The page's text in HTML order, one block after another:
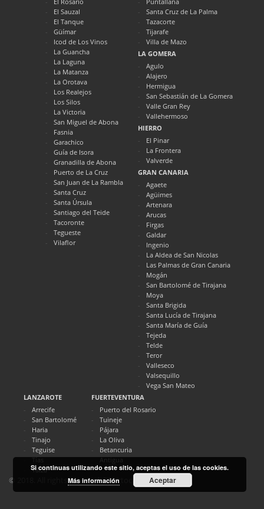
El Sauzal
El Tanque
Güímar
Icod de Los Vinos
La Guancha
La Laguna
La Matanza
La Orotava
Los Realejos
Los Silos
La Victoria
San Miguel de Abona
Fasnia
Garachico
Guía de Isora
Granadilla de Abona
Puerto de La Cruz
San Juan de La Rambla
Santa Cruz
Santa Úrsula
Santiago del Teide
Tacoronte
Tegueste
Vilaflor
Santa Cruz de La Palma
Tazacorte
Tijarafe
Villa de Mazo
LA GOMERA
Agulo
Alajero
Hermigua
San Sebastián de La Gomera
Valle Gran Rey
Vallehermoso
HIERRO
El Pinar
La Frontera
Valverde
GRAN CANARIA
Agaete
Agüimes
Artenara
Arucas
Firgas
Galdar
Ingenio
La Aldea de San Nicolas
Las Palmas de Gran Canaria
Mogán
San Bartolomé de Tirajana
Moya
Santa Brigida
Santa Lucía de Tirajana
Santa María de Guía
Tejeda
Telde
Teror
Valleseco
Valsequillo
Vega San Mateo
LANZAROTE
Arrecife
San Bartolomé
Haria
Tinajo
Teguise
Tías
Yaiza
FUERTEVENTURA
Puerto del Rosario
Tuineje
Pájara
La Oliva
Betancuria
Antigua
© 2018. All rights reserved. Directocanarias.com
Si continuas utilizando este sitio, aceptas el uso de las cookies.
Más información
Aceptar